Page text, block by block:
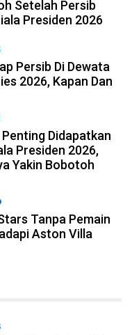
Setelah Persib
Presiden 2026
Persib Di Dewata
2026, Kapan Dan
Didapatkan
Presiden 2026,
Yakin Bobotoh
Tanpa Pemain
Aston Villa